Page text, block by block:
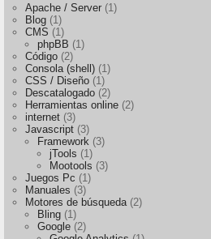
Apache / Server (1)
Blog (1)
CMS (1)
phpBB (1)
Código (2)
Consola (shell) (1)
CSS / Diseño (1)
Descatalogado (2)
Herramientas online (2)
internet (3)
Javascript (3)
Framework (3)
jTools (1)
Mootools (3)
Juegos Pc (1)
Manuales (3)
Motores de búsqueda (2)
Bling (1)
Google (2)